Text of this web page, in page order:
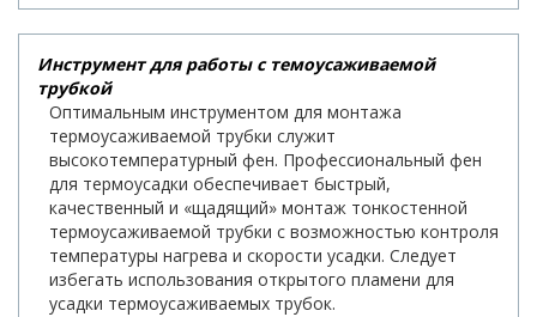
Инструмент для работы с темоусаживаемой
трубкой
Оптимальным инструментом для монтажа
термоусаживаемой трубки служит
высокотемпературный фен. Профессиональный фен
для термоусадки обеспечивает быстрый,
качественный и «щадящий» монтаж тонкостенной
термоусаживаемой трубки с возможностью контроля
температуры нагрева и скорости усадки. Следует
избегать использования открытого пламени для
усадки термоусаживаемых трубок.